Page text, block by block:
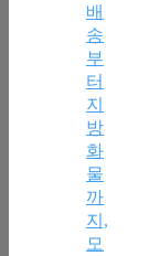
배
송
부
터
지
방
화
물
까
지,
모